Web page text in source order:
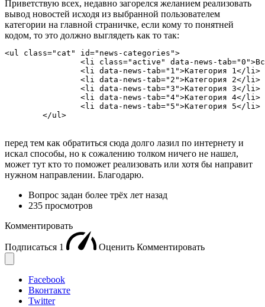
Приветствую всех, недавно загорелся желанием реализовать
вывод новостей исходя из выбранной пользователем
категории на главной страничке, если кому то понятней
кодом, то это должно выглядеть как то так:
<ul class="cat" id="news-categories">
	</ul>
перед тем как обратиться сюда долго лазил по интернету и
искал способы, но к сожалению толком ничего не нашел,
может тут кто то поможет реализовать или хотя бы направит
нужном направлении. Благодарю.
Вопрос задан более трёх лет назад
235 просмотров
Комментировать
Подписаться 1 Оценить Комментировать
Facebook
Вконтакте
Twitter